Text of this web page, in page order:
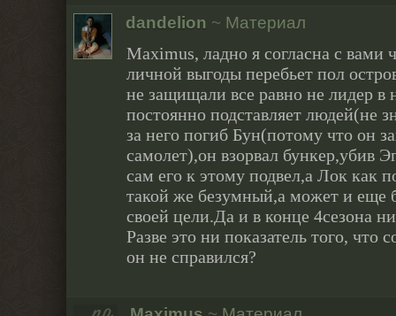
dandelion ~ Материал
Maximus, ладно я согласна с вами
личной выгоды перебьет пол
не защищали все равно не лидер в
постоянно подставляет людей(не
за него погиб Бун(потому что он
самолет),он взорвал бункер,убив
сам его к этому подвел,а Лок как
такой же безумный,а может и еще
своей цели.Да и в конце 4сезона
Разве это ни показатель того, что
он не справился?